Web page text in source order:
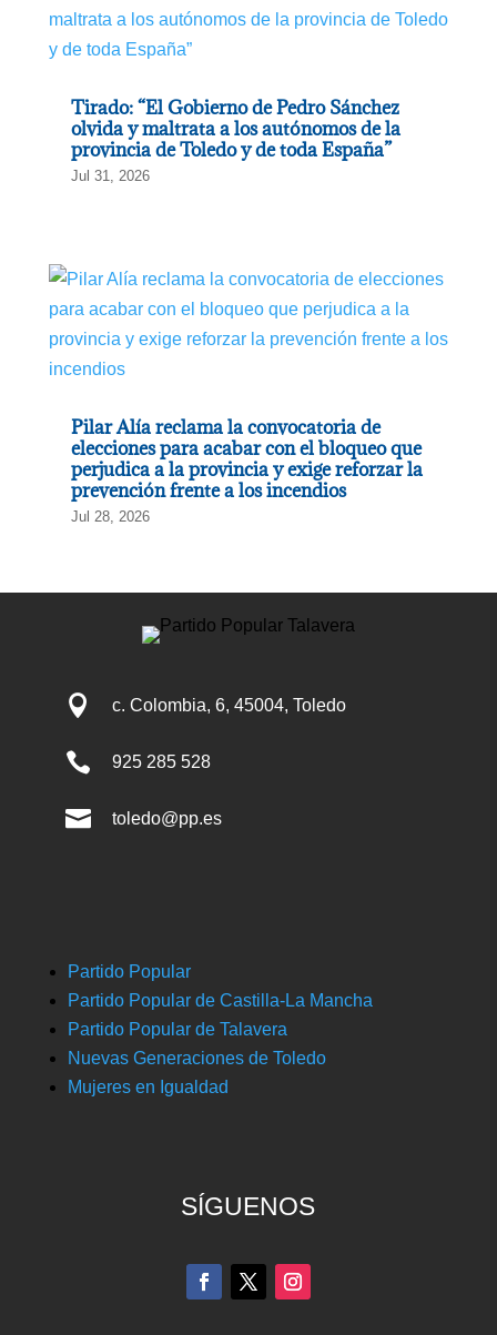
Tirado: “El Gobierno de Pedro Sánchez
olvida y maltrata a los autónomos de la
provincia de Toledo y de toda España”
Jul 31, 2026
Pilar Alía reclama la convocatoria de
elecciones para acabar con el bloqueo que
perjudica a la provincia y exige reforzar la
prevención frente a los incendios
Jul 28, 2026
 c. Colombia, 6, 45004, Toledo
 925 285 528
 toledo@pp.es
Partido Popular
Partido Popular de Castilla-La Mancha
Partido Popular de Talavera
Nuevas Generaciones de Toledo
Mujeres en Igualdad
SÍGUENOS